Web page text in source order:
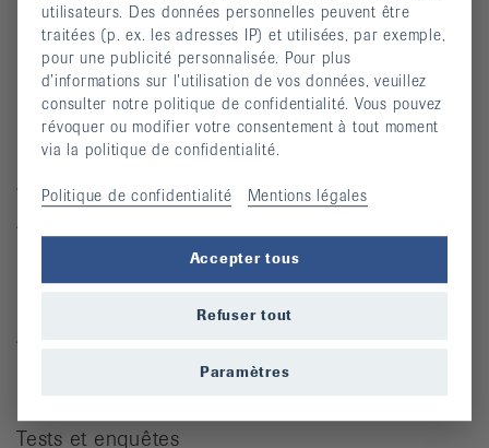
Lettre d’information
Moyens auxiliaires
Maladies rhumatismales
Arthrite
Arthrose
Autres maladies rhumatismales
Tests et enquêtes
utilisateurs. Des données personnelles peuvent être
traitées (p. ex. les adresses IP) et utilisées, par exemple,
pour une publicité personnalisée. Pour plus
d’informations sur l’utilisation de vos données, veuillez
consulter notre politique de confidentialité. Vous pouvez
révoquer ou modifier votre consentement à tout moment
via la politique de confidentialité.
Politique de confidentialité Mentions légales
Accepter tous
Refuser tout
Paramètres